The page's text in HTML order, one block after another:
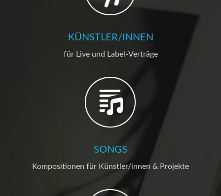
KÜNSTLER/INNEN
für Live und Label-Verträge
SONGS
Kompositionen für Künstler/innen & Projekte